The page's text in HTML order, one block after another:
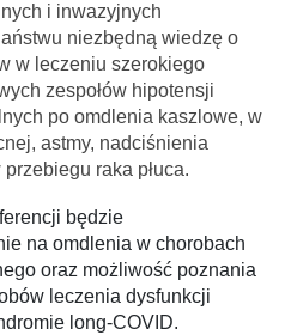
i inwazyjnych
niezbędną wiedzę o
w leczeniu szerokiego
zespołów hipotensji
po omdlenia kaszlowe, w
astmy, nadciśnienia
raka płuca.
będzie
na omdlenia w chorobach
oraz możliwość poznania
ów leczenia dysfunkcji
long-COVID.